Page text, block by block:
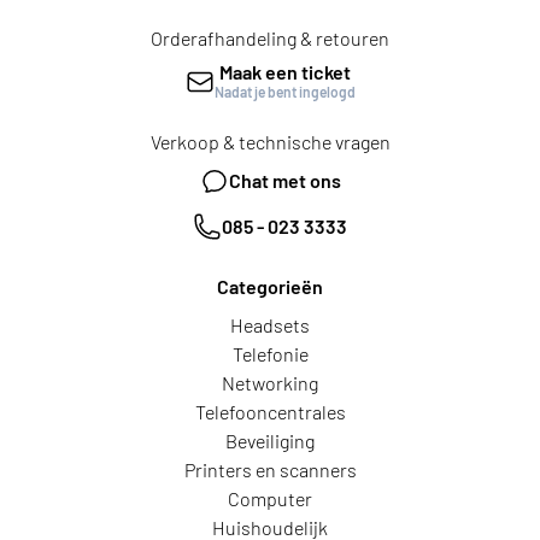
Orderafhandeling & retouren
Maak een ticket
Nadat je bent ingelogd
Verkoop & technische vragen
Chat met ons
085 - 023 3333
Categorieën
Headsets
Telefonie
Networking
Telefooncentrales
Beveiliging
Printers en scanners
Computer
Huishoudelijk